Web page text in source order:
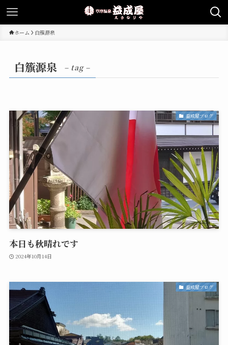
ホーム 白籏源泉
白籏源泉 – tag –
益成屋ブログ
本日も秋晴れです
2024年10月14日
益成屋ブログ